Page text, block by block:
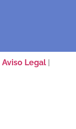
Aviso Legal |